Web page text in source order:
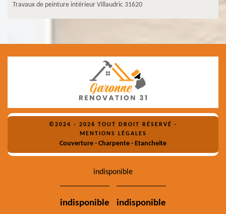
Travaux de peinture intérieur Villaudric 31620
©2024 - 2026 TOUT DROIT RÉSERVÉ -
MENTIONS LÉGALES
Couverture - Charpente - Etancheite
indisponible
indisponible indisponible